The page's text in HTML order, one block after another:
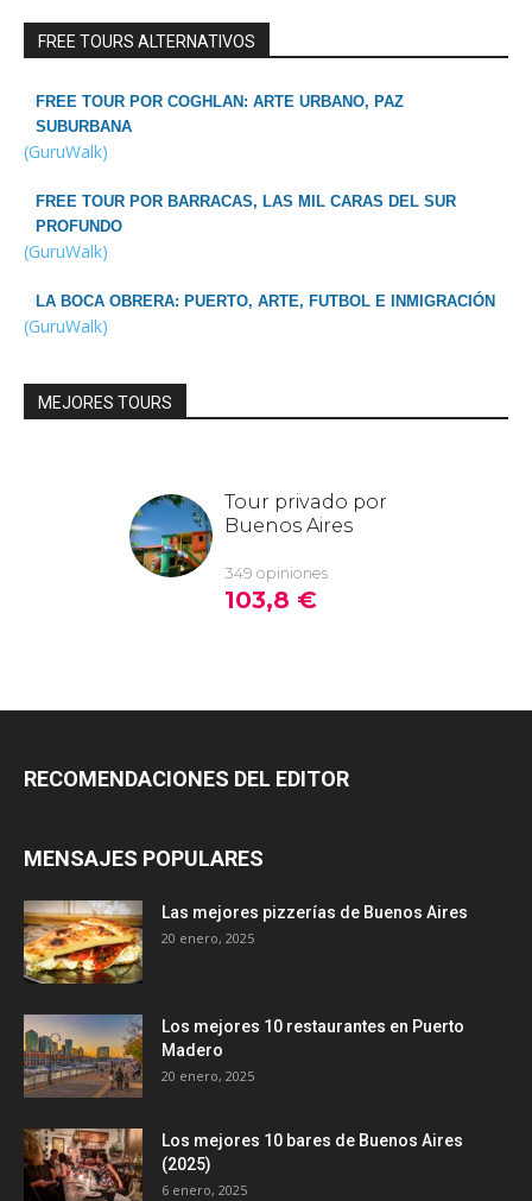
FREE TOURS ALTERNATIVOS
FREE TOUR POR COGHLAN: ARTE URBANO, PAZ
SUBURBANA
(GuruWalk)
FREE TOUR POR BARRACAS, LAS MIL CARAS DEL SUR
PROFUNDO
(GuruWalk)
LA BOCA OBRERA: PUERTO, ARTE, FUTBOL E INMIGRACIÓN
(GuruWalk)
MEJORES TOURS
RECOMENDACIONES DEL EDITOR
MENSAJES POPULARES
Las mejores pizzerías de Buenos Aires
20 enero, 2025
Los mejores 10 restaurantes en Puerto
Madero
20 enero, 2025
Los mejores 10 bares de Buenos Aires
(2025)
6 enero, 2025